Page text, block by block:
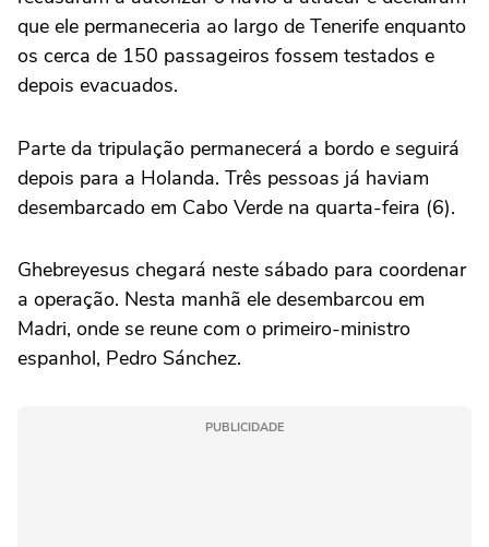
que ele permaneceria ao largo de Tenerife enquanto
os cerca de 150 passageiros fossem testados e
depois evacuados.
Parte da tripulação permanecerá a bordo e seguirá
depois para a Holanda. Três pessoas já haviam
desembarcado em Cabo Verde na quarta-feira (6).
Ghebreyesus chegará neste sábado para coordenar
a operação. Nesta manhã ele desembarcou em
Madri, onde se reune com o primeiro-ministro
espanhol, Pedro Sánchez.
PUBLICIDADE